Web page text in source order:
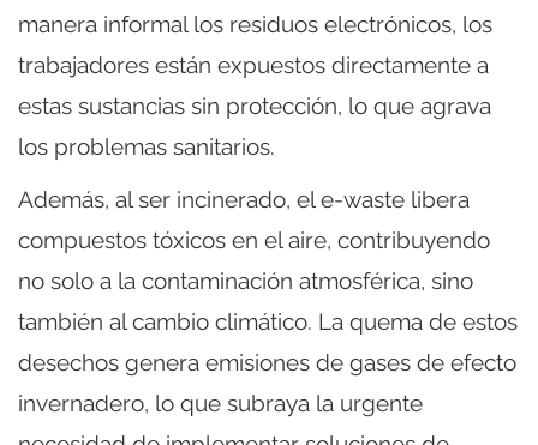
manera informal los residuos electrónicos, los
trabajadores están expuestos directamente a
estas sustancias sin protección, lo que agrava
los problemas sanitarios.
Además, al ser incinerado, el e-waste libera
compuestos tóxicos en el aire, contribuyendo
no solo a la contaminación atmosférica, sino
también al cambio climático. La quema de estos
desechos genera emisiones de gases de efecto
invernadero, lo que subraya la urgente